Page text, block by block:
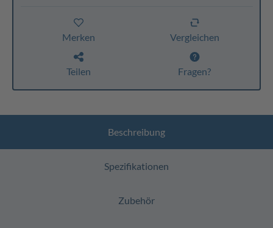
Merken Vergleichen
Teilen Fragen?
Beschreibung
Spezifikationen
Zubehör